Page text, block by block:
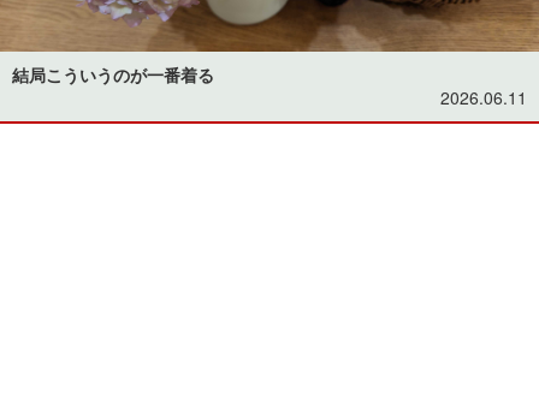
結局こういうのが一番着る
2026.06.11